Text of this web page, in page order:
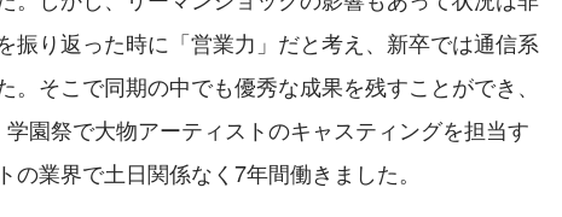
振り返った時に「営業力」だと考え、新卒では通信系
そこで同期の中でも優秀な成果を残すことができ、
園祭で大物アーティストのキャスティングを担当す
業界で土日関係なく7年間働きました。